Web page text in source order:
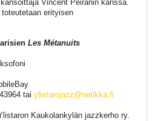
Vincent Peiranin kanssa.
erityisen
Les Métanuits
tai ylistarojazz@netikka.fi
Kaukolankylän jazzkerho ry.